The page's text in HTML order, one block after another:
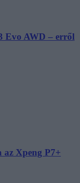
Evo AWD – erről
az Xpeng P7+